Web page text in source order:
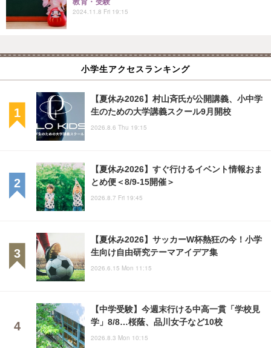
2024.11.8 Fri 19:15
小学生アクセスランキング
【夏休み2026】村山斉氏が公開講義、小中学
生のための大学講義スクール9月開校
2026.8.6 Thu 19:15
【夏休み2026】すぐ行けるイベント情報おま
とめ便＜8/9-15開催＞
2026.8.7 Fri 19:45
【夏休み2026】サッカーW杯熱狂の今！小学
生向け自由研究テーマアイデア集
2026.6.15 Mon 11:15
【中学受験】今週末行ける中高一貫「学校見
学」8/8…桜蔭、品川女子など10校
2026.8.3 Mon 10:15